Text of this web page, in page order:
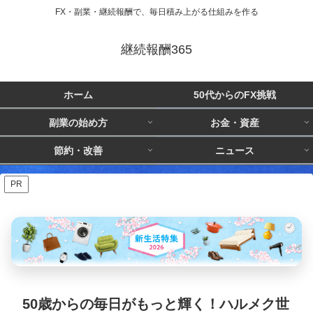
FX・副業・継続報酬で、毎日積み上がる仕組みを作る
継続報酬365
ホーム 50代からのFX挑戦
副業の始め方 お金・資産
節約・改善 ニュース
PR
50歳からの毎日がもっと輝く！ハルメク世